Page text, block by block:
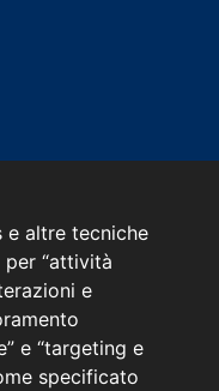
e altre tecniche
“attività
e
e “targeting e
specificato